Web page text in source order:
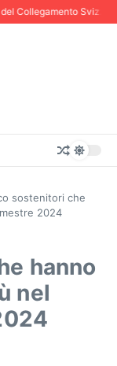
Collegamento
sostenitori che
2024
hanno
nel